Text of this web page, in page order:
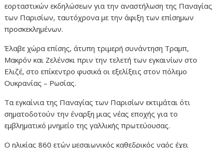
εορταστικών εκδηλώσεων για την αναστήλωση της Παναγίας
των Παρισίων, ταυτόχρονα με την άφιξη των επίσημων
προσκεκλημένων.
Έλαβε χώρα επίσης, άτυπη τριμερή συνάντηση Τραμπ,
Μακρόν και Ζελένσκι πριν την τελετή των εγκαινίων στο
Ελιζέ, στο επίκεντρο φυσικά οι εξελίξεις στον πόλεμο
Ουκρανίας – Ρωσίας.
Τα εγκαίνια της Παναγίας των Παρισίων εκτιμάται ότι
σηματοδοτούν την έναρξη μιας νέας εποχής για το
εμβληματικό μνημείο της γαλλικής πρωτεύουσας.
Ο ηλικίας 860 ετών μεσαιωνικός καθεδρικός ναός έχει